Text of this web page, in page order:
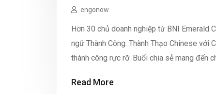
engonow
Hơn 30 chủ doanh nghiệp từ BNI Emerald
ngữ Thành Công: Thành Thạo Chinese
thành công rực rỡ. Buổi chia sẻ mang đến
Read More